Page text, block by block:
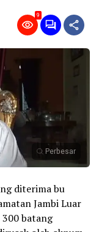
9
Perbesar
diterima bu
Jambi Luar
batang